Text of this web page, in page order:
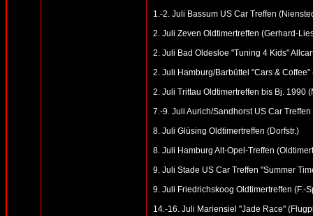
1.-2. Juli Bassum US Car Treffen
2. Juli Zeven Oldtimertreffen (Gerhard-
2. Juli Bad Oldesloe "Tuning 4 Kids"
2. Juli Hamburg/Barbüttel "Cars &
2. Juli Trittau Oldtimertreffen bis Bj. 1990
7.-9. Juli Aurich/Sandhorst US Car
8. Juli Glüsing Oldtimertreffen (Dorfstr.)
8. Juli Hamburg Alt-Opel-Treffen
9. Juli Stade US Car Treffen "Summer
9. Juli Friedrichskoog Oldtimertreffen (F.-
14.-16. Juli Mariensiel "Jade Race"